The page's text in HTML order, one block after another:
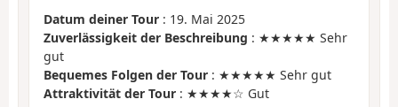
Datum deiner Tour : 19. Mai 2025
Zuverlässigkeit der Beschreibung : ★★★★★ Sehr
gut
Bequemes Folgen der Tour : ★★★★★ Sehr gut
Attraktivität der Tour : ★★★★☆ Gut